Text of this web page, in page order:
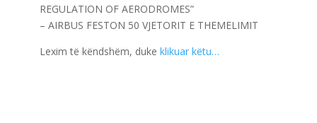
REGULATION OF AERODROMES”
– AIRBUS FESTON 50 VJETORIT E THEMELIMIT
Lexim të këndshëm, duke klikuar këtu…